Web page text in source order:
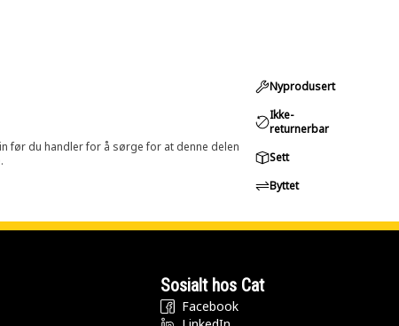
før du handler for å sørge for at denne delen
Nyprodusert
Ikke-
returnerbar
Sett
Byttet
Sosialt hos Cat
Facebook